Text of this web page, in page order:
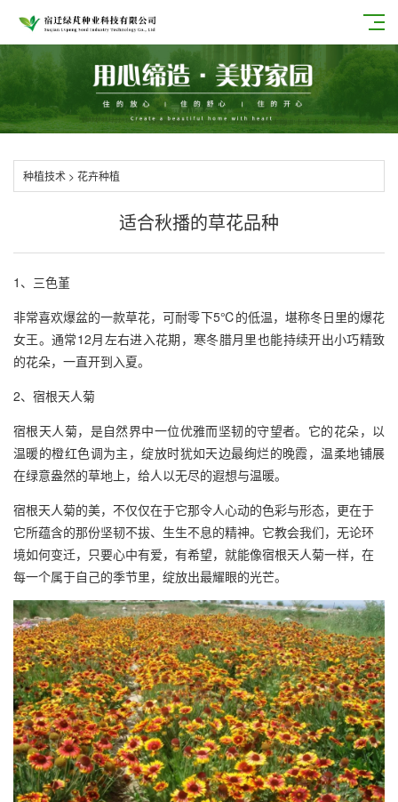
种植技术 > 花卉种植
适合秋播的草花品种
1、三色堇
非常喜欢爆盆的一款草花，可耐零下5℃的低温，堪称冬日里的爆花
女王。通常12月左右进入花期，寒冬腊月里也能持续开出小巧精致
的花朵，一直开到入夏。
2、宿根天人菊
宿根天人菊，是自然界中一位优雅而坚韧的守望者。它的花朵，以
温暖的橙红色调为主，绽放时犹如天边最绚烂的晚霞，温柔地铺展
在绿意盎然的草地上，给人以无尽的遐想与温暖。
宿根天人菊的美，不仅仅在于它那令人心动的色彩与形态，更在于
它所蕴含的那份坚韧不拔、生生不息的精神。它教会我们，无论环
境如何变迁，只要心中有爱，有希望，就能像宿根天人菊一样，在
每一个属于自己的季节里，绽放出最耀眼的光芒。